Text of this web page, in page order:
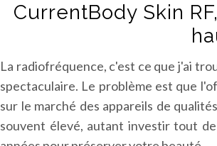
CurrentBody Skin
La radiofréquence, c'est ce que j'ai
spectaculaire. Le problème est que
sur le marché des appareils de
souvent élevé, autant investir tout